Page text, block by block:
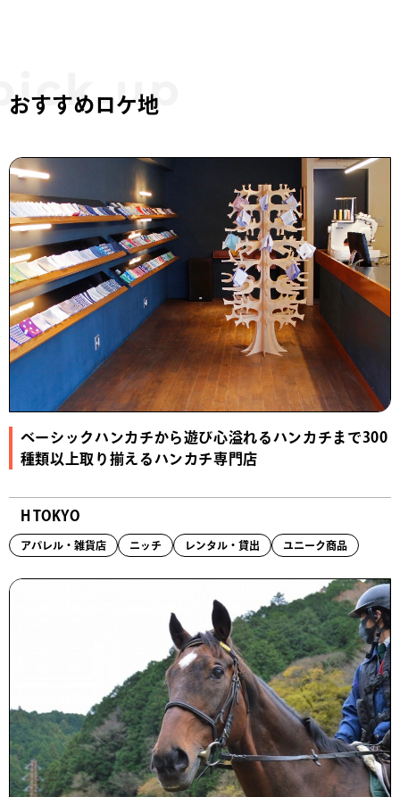
おすすめロケ地
ベーシックハンカチから遊び心溢れるハンカチまで300
種類以上取り揃えるハンカチ専門店
H TOKYO
アパレル・雑貨店 ニッチ レンタル・貸出 ユニーク商品